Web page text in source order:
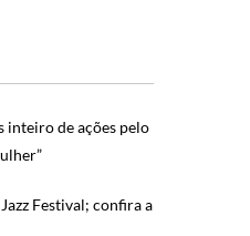
inteiro de ações pelo
Festival; confira a